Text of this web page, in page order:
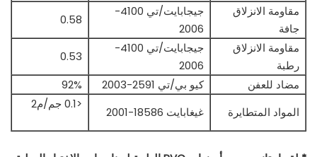
مقاومة الانزلاق
جافة
جيجابايت/تي 4100-
2006
0.58
مقاومة الانزلاق
رطبة
جيجابايت/تي 4100-
2006
0.53
مضاد للعفن
كيو بي/تي 2591-2003
92%
المواد المتطايرة
غيغابايت 18586-2001
<0.1 جم/م2